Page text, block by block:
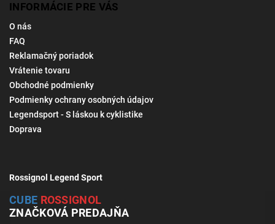
INFORMÁCIE PRE VÁS
O nás
FAQ
Reklamačný poriadok
Vrátenie tovaru
Obchodné podmienky
Podmienky ochrany osobných údajov
Legendsport - S láskou k cyklistike
Doprava
Rossignol Legend Sport
CUBE ROSSIGNOL
ZNAČKOVÁ PREDAJŇA